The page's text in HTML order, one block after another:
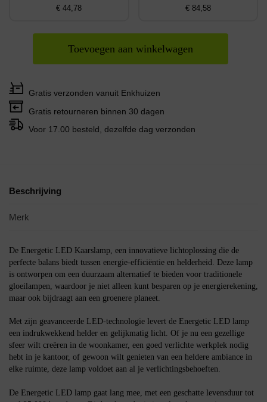
€ 44,78 € 84,58
Toevoegen aan winkelwagen
Gratis verzonden vanuit Enkhuizen
Gratis retourneren binnen 30 dagen
Voor 17.00 besteld, dezelfde dag verzonden
Beschrijving
Merk
De Energetic LED Kaarslamp, een innovatieve lichtoplossing die de
perfecte balans biedt tussen energie-efficiëntie en helderheid. Deze lamp
is ontworpen om een duurzaam alternatief te bieden voor traditionele
gloeilampen, waardoor je niet alleen kunt besparen op je energierekening,
maar ook bijdraagt aan een groenere planeet.
Met zijn geavanceerde LED-technologie levert de Energetic LED lamp
een indrukwekkend helder en gelijkmatig licht. Of je nu een gezellige
sfeer wilt creëren in de woonkamer, een goed verlichte werkplek nodig
hebt in je kantoor, of gewoon wilt genieten van een heldere ambiance in
elke ruimte, deze lamp voldoet aan al je verlichtingsbehoeften.
De Energetic LED lamp gaat lang mee, met een geschatte levensduur tot